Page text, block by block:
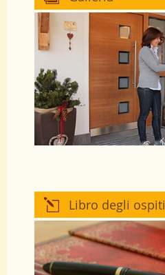
Libro degli ospiti